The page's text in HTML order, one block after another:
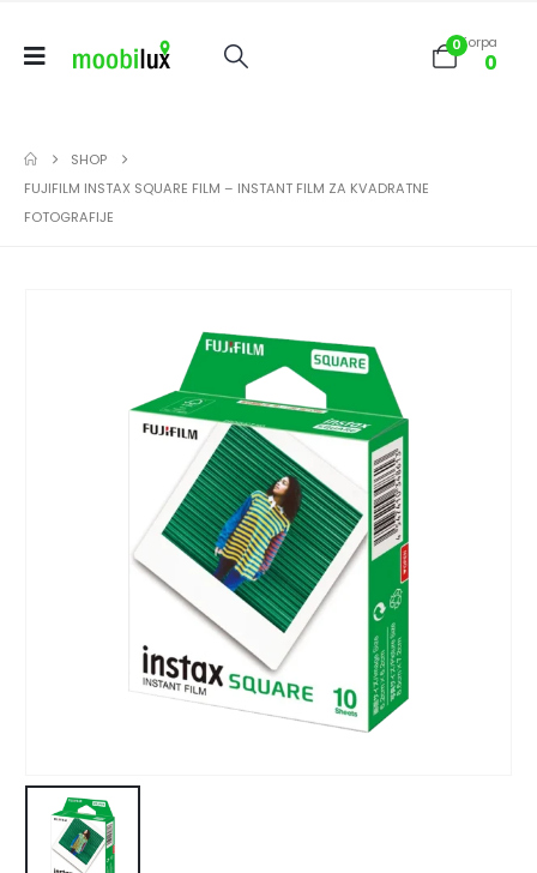
0Korpa
0
SHOP
FUJIFILM INSTAX SQUARE FILM – INSTANT FILM ZA KVADRATNE
FOTOGRAFIJE